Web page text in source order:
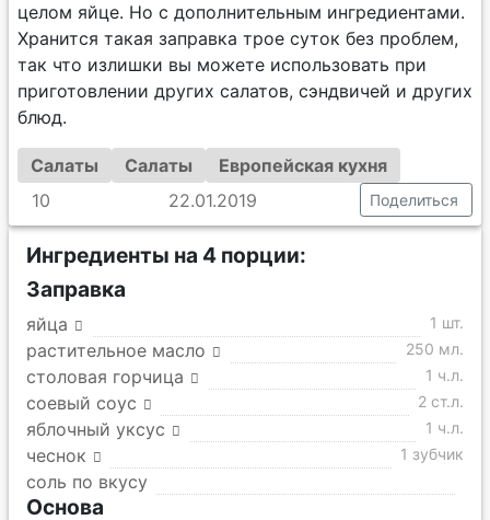
целом яйце. Но с дополнительным ингредиентами.
Хранится такая заправка трое суток без проблем,
так что излишки вы можете использовать при
приготовлении других салатов, сэндвичей и других
блюд.
Салаты Салаты
Европейская кухня
10
22.01.2019 Поделиться
Ингредиенты на 4 порции:
Заправка
яйца 1 шт.
растительное масло 250 мл.
столовая горчица 1 ч.л.
соевый соус 2 ст.л.
яблочный уксус 1 ч.л.
чеснок 1 зубчик
соль по вкусу
Основа